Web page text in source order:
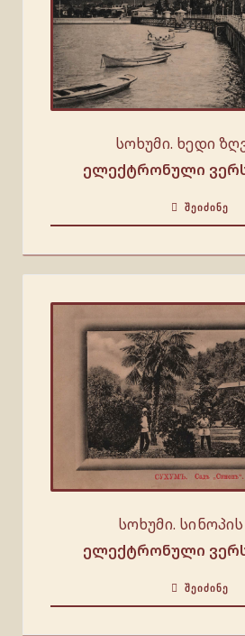
სოხუმი. ხედი
ელექტრონული
ᲨᲔᲘᲫᲘᲜᲔ
სოხუმი.
ელექტრონული
ᲨᲔᲘᲫᲘᲜᲔ